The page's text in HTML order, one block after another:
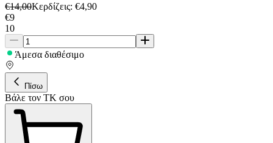
€14,00Κερδίζεις: €4,90
€9
10
Άμεσα διαθέσιμο
Πίσω
Βάλε τον ΤΚ σου